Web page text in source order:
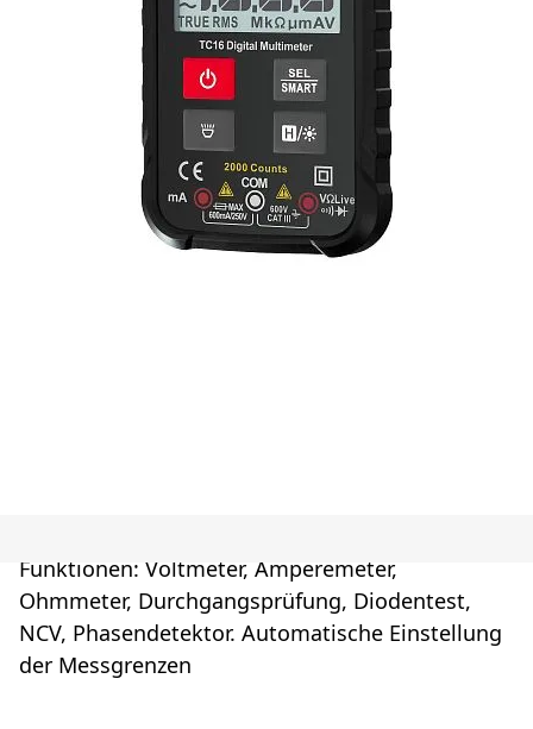
Funktionen: Voltmeter, Amperemeter,
Ohmmeter, Durchgangsprüfung, Diodentest,
NCV, Phasendetektor. Automatische Einstellung
der Messgrenzen